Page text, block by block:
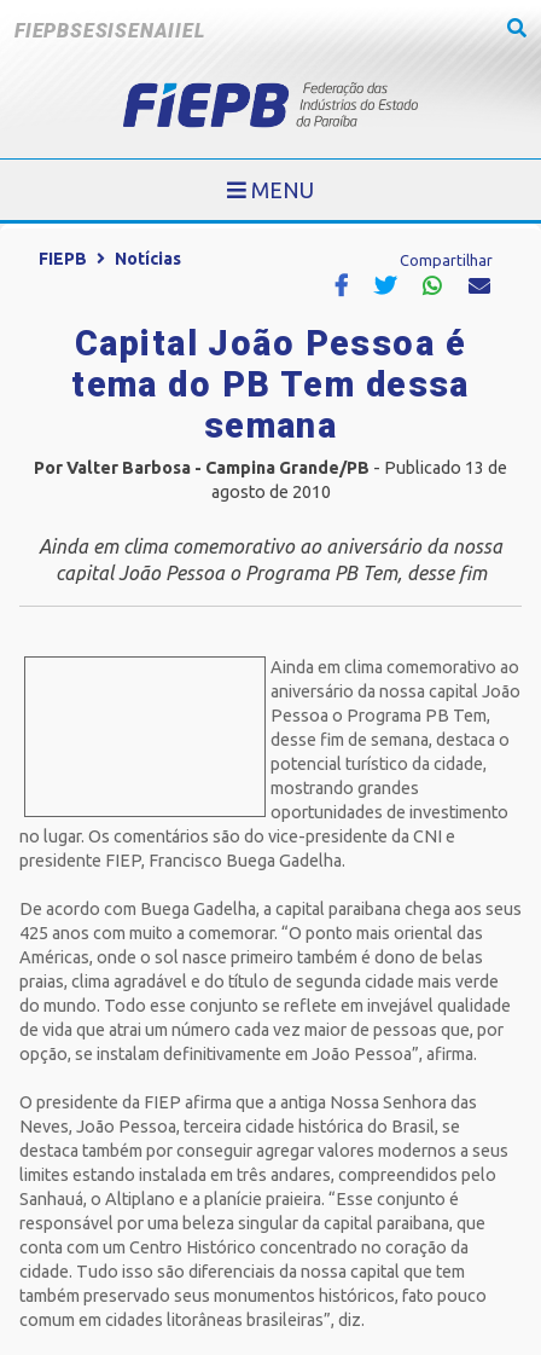
FIEPBSESISENAIIEL
MENU
FIEPB Notícias Compartilhar
Capital João Pessoa é
tema do PB Tem dessa
semana
Por Valter Barbosa - Campina Grande/PB - Publicado 13 de
agosto de 2010
Ainda em clima comemorativo ao aniversário da nossa
capital João Pessoa o Programa PB Tem, desse fim
Ainda em clima comemorativo ao
aniversário da nossa capital João
Pessoa o Programa PB Tem,
desse fim de semana, destaca o
potencial turístico da cidade,
mostrando grandes
oportunidades de investimento
no lugar. Os comentários são do vice-presidente da CNI e
presidente FIEP, Francisco Buega Gadelha.
De acordo com Buega Gadelha, a capital paraibana chega aos seus
425 anos com muito a comemorar. “O ponto mais oriental das
Américas, onde o sol nasce primeiro também é dono de belas
praias, clima agradável e do título de segunda cidade mais verde
do mundo. Todo esse conjunto se reflete em invejável qualidade
de vida que atrai um número cada vez maior de pessoas que, por
opção, se instalam definitivamente em João Pessoa”, afirma.
O presidente da FIEP afirma que a antiga Nossa Senhora das
Neves, João Pessoa, terceira cidade histórica do Brasil, se
destaca também por conseguir agregar valores modernos a seus
limites estando instalada em três andares, compreendidos pelo
Sanhauá, o Altiplano e a planície praieira. “Esse conjunto é
responsável por uma beleza singular da capital paraibana, que
conta com um Centro Histórico concentrado no coração da
cidade. Tudo isso são diferenciais da nossa capital que tem
também preservado seus monumentos históricos, fato pouco
comum em cidades litorâneas brasileiras”, diz.